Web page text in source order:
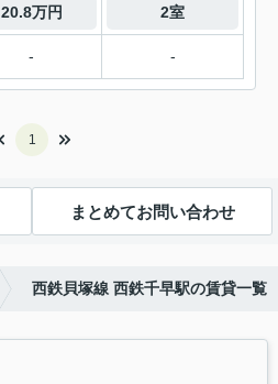
20.8万円 2室
- -
1
まとめてお問い合わせ
西鉄貝塚線 西鉄千早駅の賃貸一覧